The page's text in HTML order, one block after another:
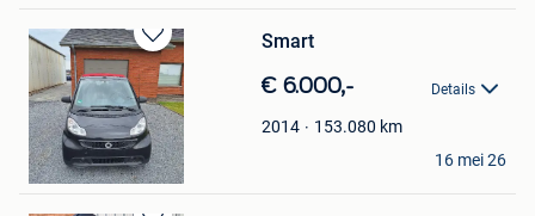
Bewaren
in
Mijn
Favorieten
Smart
€ 6.000,- Details
2014 153.080 km
Sven
Pittem
16 mei 26